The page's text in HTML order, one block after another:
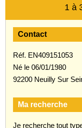
1 à
Contact
Réf. EN409151053
Né le 06/01/1980
92200 Neuilly Sur
Ma recherche
Je recherche tout